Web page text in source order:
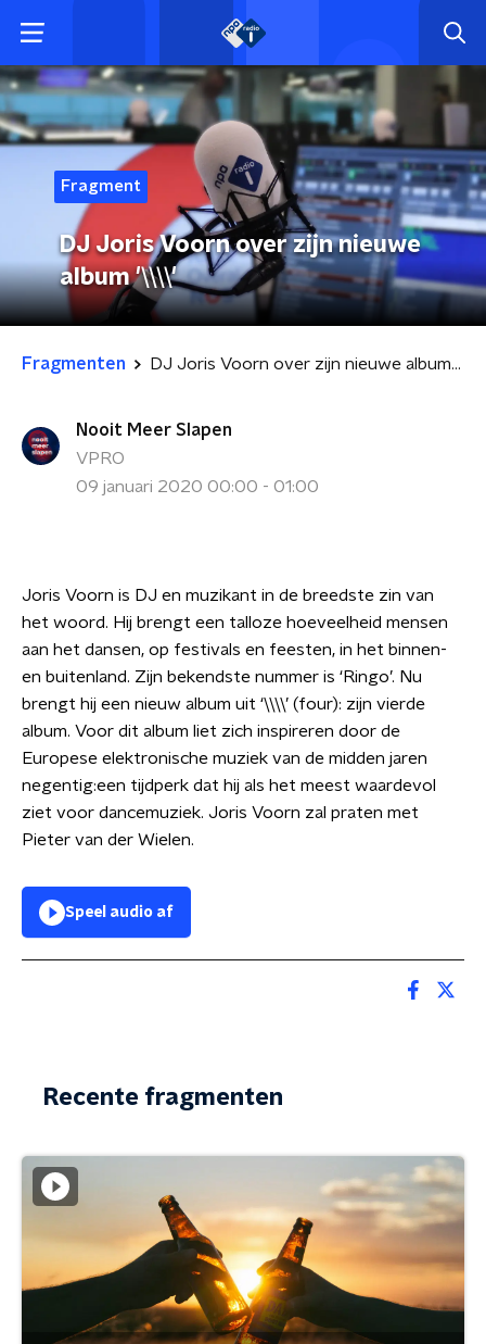
Fragment
DJ Joris Voorn over zijn nieuwe
album '\\\\'
Fragmenten DJ Joris Voorn over zijn nieuwe album '\\\\'
Nooit Meer Slapen
VPRO
09 januari 2020 00:00 - 01:00
Joris Voorn is DJ en muzikant in de breedste zin van
het woord. Hij brengt een talloze hoeveelheid mensen
aan het dansen, op festivals en feesten, in het binnen-
en buitenland. Zijn bekendste nummer is ‘Ringo’. Nu
brengt hij een nieuw album uit ‘\\\\’ (four): zijn vierde
album. Voor dit album liet zich inspireren door de
Europese elektronische muziek van de midden jaren
negentig:een tijdperk dat hij als het meest waardevol
ziet voor dancemuziek. Joris Voorn zal praten met
Pieter van der Wielen.
Speel audio af
Recente fragmenten